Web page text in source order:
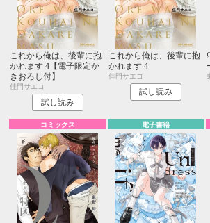
これから俺は、後輩に抱
かれます 4【電子限定か
きおろし付】
佳門サエコ
試し読み
これから俺は、後輩に抱
かれます 4
佳門サエコ
試し読み
コミックス 電子書籍